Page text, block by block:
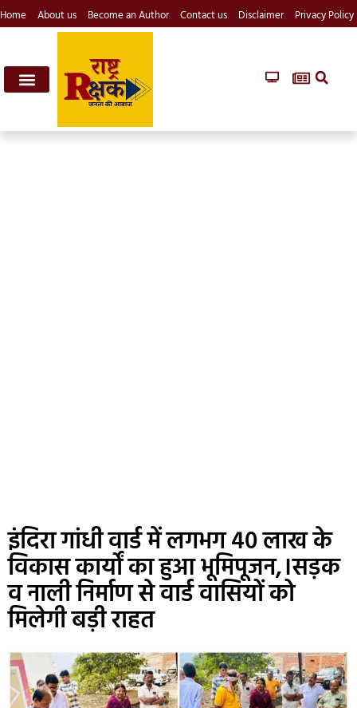
Home About us Become an Author Contact us Disclaimer Privacy Policy
इंदिरा गांधी वार्ड में लगभग 40 लाख के
विकास कार्यों का हुआ भूमिपूजन,।सड़क
व नाली निर्माण से वार्ड वासियों को
मिलेगी बड़ी राहत